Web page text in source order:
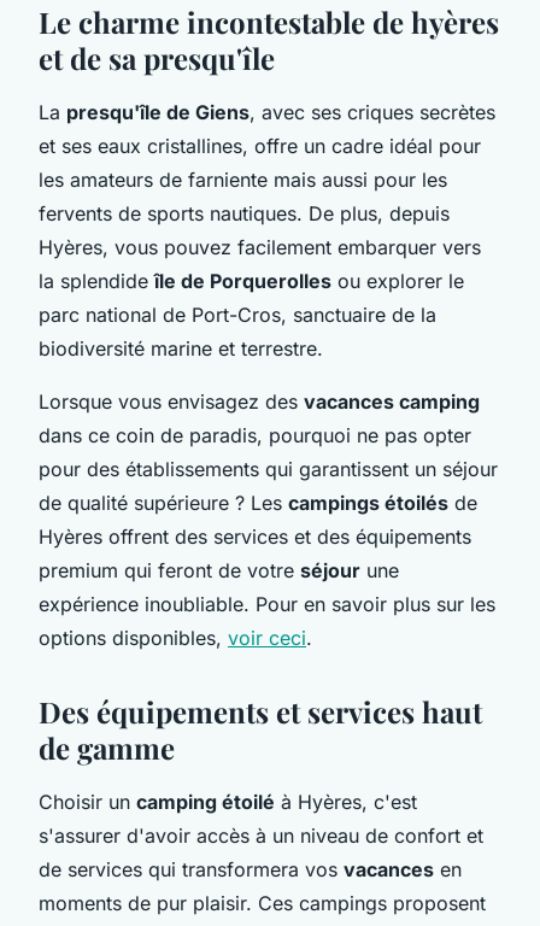
Le charme incontestable de hyères
et de sa presqu'île
La presqu'île de Giens, avec ses criques secrètes
et ses eaux cristallines, offre un cadre idéal pour
les amateurs de farniente mais aussi pour les
fervents de sports nautiques. De plus, depuis
Hyères, vous pouvez facilement embarquer vers
la splendideîle de Porquerolles ou explorer le
parc national de Port-Cros, sanctuaire de la
biodiversité marine et terrestre.
Lorsque vous envisagez des vacances camping
dans ce coin de paradis, pourquoi ne pas opter
pour des établissements qui garantissent un séjour
de qualité supérieure ? Les campings étoilés de
Hyères offrent des services et des équipements
premium qui feront de votre séjour une
expérience inoubliable. Pour en savoir plus sur les
options disponibles, voir ceci.
Des équipements et services haut
de gamme
Choisir un camping étoilé à Hyères, c'est
s'assurer d'avoir accès à un niveau de confort et
de services qui transformera vos vacances en
moments de pur plaisir. Ces campings proposent